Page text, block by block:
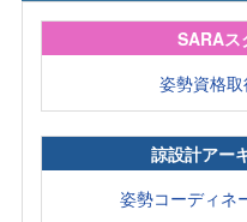
SARAス
姿勢資格
諒設計アー
姿勢コーディネ